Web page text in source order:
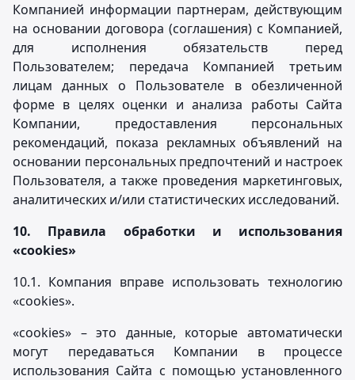
Компанией информации партнерам, действующим
на основании договора (соглашения) с Компанией,
для исполнения обязательств перед
Пользователем; передача Компанией третьим
лицам данных о Пользователе в обезличенной
форме в целях оценки и анализа работы Сайта
Компании, предоставления персональных
рекомендаций, показа рекламных объявлений на
основании персональных предпочтений и настроек
Пользователя, а также проведения маркетинговых,
аналитических и/или статистических исследований.
10. Правила обработки и использования
«cookies»
10.1. Компания вправе использовать технологию
«cookies».
«сookies» – это данные, которые автоматически
могут передаваться Компании в процессе
использования Сайта с помощью установленного